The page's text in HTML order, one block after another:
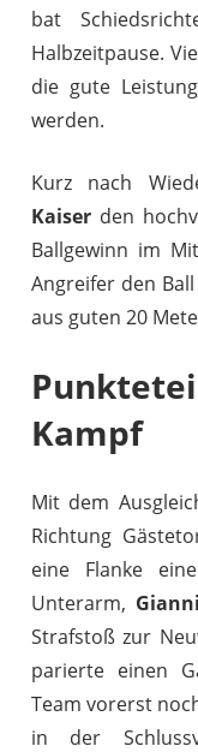
bat
Halbzeitpause.
die gute
werden.
Kurz nach
Kaiserden
Ballgewinn im
Angreifer den
aus guten 20
Kampf
Mit dem
Richtung
eine Flanke
Unterarm,
Strafstoß zur
parierte einen
Team vorerst
in der